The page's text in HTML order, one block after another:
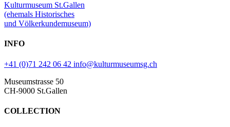
Kulturmuseum St.Gallen
(ehemals Historisches
und Völkerkundemuseum)
INFO
+41 (0)71 242 06 42 info@kulturmuseumsg.ch
Museumstrasse 50
CH-9000 St.Gallen
COLLECTION